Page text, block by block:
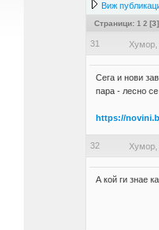
Виж
Страници: 1 2[3]
31 Хумор,
Сега и нови
пара - лесно
https://
32 Хумор,
А кой ги знае